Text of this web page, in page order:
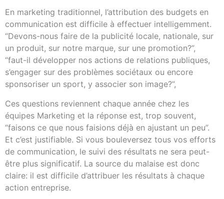
En marketing traditionnel, l’attribution des budgets en
communication est difficile à effectuer intelligemment.
“Devons-nous faire de la publicité locale, nationale, sur
un produit, sur notre marque, sur une promotion?”,
“faut-il développer nos actions de relations publiques,
s’engager sur des problèmes sociétaux ou encore
sponsoriser un sport, y associer son image?”,
Ces questions reviennent chaque année chez les
équipes Marketing et la réponse est, trop souvent,
“faisons ce que nous faisions déjà en ajustant un peu”.
Et c’est justifiable. Si vous bouleversez tous vos efforts
de communication, le suivi des résultats ne sera peut-
être plus significatif. La source du malaise est donc
claire: il est difficile d’attribuer les résultats à chaque
action entreprise.